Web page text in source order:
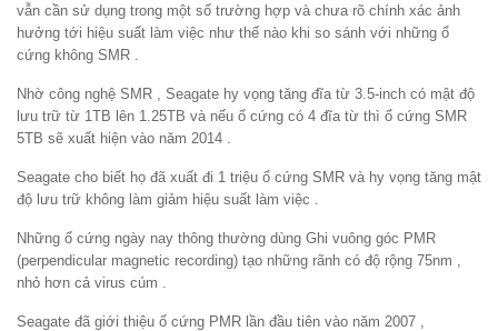
vẫn cần sử dụng trong một số trường hợp và chưa rõ chính xác ảnh
hưởng tới hiệu suất làm việc như thế nào khi so sánh với những ổ
cứng không SMR .
Nhờ công nghệ SMR , Seagate hy vọng tăng đĩa từ 3.5-inch có mật độ
lưu trữ từ 1TB lên 1.25TB và nếu ổ cứng có 4 đĩa từ thì ổ cứng SMR
5TB sẽ xuất hiện vào năm 2014 .
Seagate cho biết họ đã xuất đi 1 triệu ổ cứng SMR và hy vọng tăng mật
độ lưu trữ không làm giảm hiệu suất làm việc .
Những ổ cứng ngày nay thông thường dùng Ghi vuông góc PMR
(perpendicular magnetic recording) tạo những rãnh có độ rộng 75nm ,
nhỏ hơn cả virus cúm .
Seagate đã giới thiệu ổ cứng PMR lần đầu tiên vào năm 2007 ,